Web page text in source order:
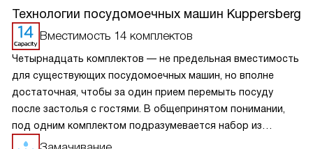
Технологии посудомоечных машин Kuppersberg
Вместимость 14 комплектов
Четырнадцать комплектов — не предельная вместимость
для существующих посудомоечных машин, но вполне
достаточная, чтобы за один прием перемыть посуду
после застолья с гостями. В общепринятом понимании,
под одним комплектом подразумевается набор из
следующие предметы: 3 тарелки (для салата, для супа и